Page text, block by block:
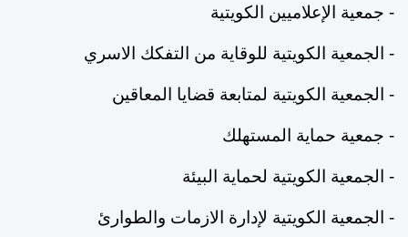
- جمعية الإعلاميين الكويتية
- الجمعية الكويتية للوقاية من التفكك الاسري
- الجمعية الكويتية لمتابعة قضايا المعاقين
- جمعية حماية المستهلك
- الجمعية الكويتية لحماية البيئة
- الجمعية الكويتية لإدارة الازمات والطوارئ